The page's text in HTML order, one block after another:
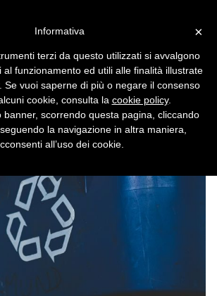
il Cestino
i nomi dei file
×
Informativa
terzi da questo utilizzati si avvalgono
al funzionamento ed utili alle finalità illustrate
Se vuoi saperne di più o negare il consenso
cookie, consulta la cookie policy.
banner, scorrendo questa pagina, cliccando
la navigazione in altra maniera,
all’uso dei cookie.